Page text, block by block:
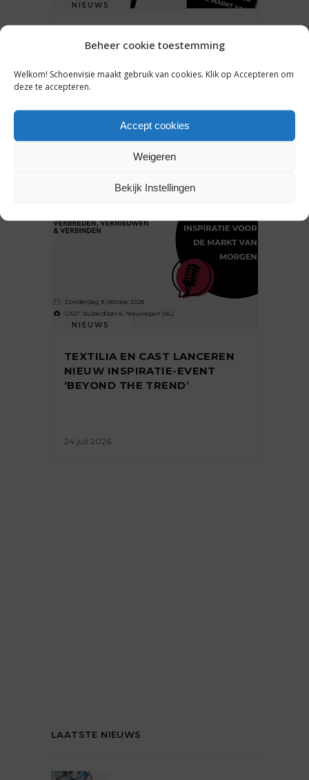
Beheer cookie toestemming
Welkom! Schoenvisie maakt gebruik van cookies. Klik op Accepteren om
deze te accepteren.
Accept cookies
Weigeren
Bekijk Instellingen
NIEUWS
JUIST NÚ DE HANDEN
DAARAAN HEBT)
NIEUWS
TEXTILIA EN CAST LANCEREN
NIEUW INSPIRATIE-EVENT
‘BEYOND THE TREND’
24 juli 2026
LAATSTE NIEUWS